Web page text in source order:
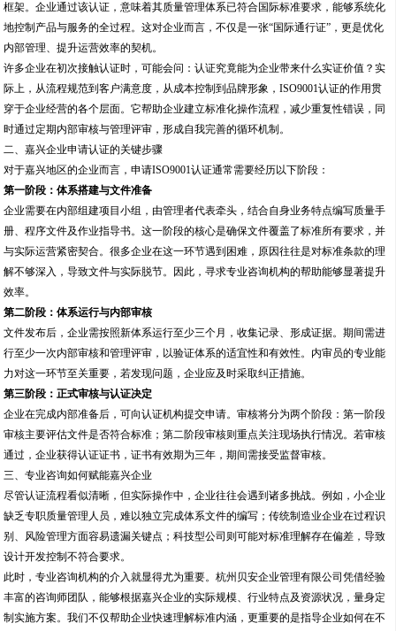
框架。企业通过该认证，意味着其质量管理体系已符合国际标准要求，能够系统化
地控制产品与服务的全过程。这对企业而言，不仅是一张“国际通行证”，更是优化
内部管理、提升运营效率的契机。
许多企业在初次接触认证时，可能会问：认证究竟能为企业带来什么实证价值？实
际上，从流程规范到客户满意度，从成本控制到品牌形象，ISO9001认证的作用贯
穿于企业经营的各个层面。它帮助企业建立标准化操作流程，减少重复性错误，同
时通过定期内部审核与管理评审，形成自我完善的循环机制。
二、嘉兴企业申请认证的关键步骤
对于嘉兴地区的企业而言，申请ISO9001认证通常需要经历以下阶段：
第一阶段：体系搭建与文件准备
企业需要在内部组建项目小组，由管理者代表牵头，结合自身业务特点编写质量手
册、程序文件及作业指导书。这一阶段的核心是确保文件覆盖了标准所有要求，并
与实际运营紧密契合。很多企业在这一环节遇到困难，原因往往是对标准条款的理
解不够深入，导致文件与实际脱节。因此，寻求专业咨询机构的帮助能够显著提升
效率。
第二阶段：体系运行与内部审核
文件发布后，企业需按照新体系运行至少三个月，收集记录、形成证据。期间需进
行至少一次内部审核和管理评审，以验证体系的适宜性和有效性。内审员的专业能
力对这一环节至关重要，若发现问题，企业应及时采取纠正措施。
第三阶段：正式审核与认证决定
企业在完成内部准备后，可向认证机构提交申请。审核将分为两个阶段：第一阶段
审核主要评估文件是否符合标准；第二阶段审核则重点关注现场执行情况。若审核
通过，企业获得认证证书，证书有效期为三年，期间需接受监督审核。
三、专业咨询如何赋能嘉兴企业
尽管认证流程看似清晰，但实际操作中，企业往往会遇到诸多挑战。例如，小企业
缺乏专职质量管理人员，难以独立完成体系文件的编写；传统制造业企业在过程识
别、风险管理方面容易遗漏关键点；科技型公司则可能对标准理解存在偏差，导致
设计开发控制不符合要求。
此时，专业咨询机构的介入就显得尤为重要。杭州贝安企业管理有限公司凭借经验
丰富的咨询师团队，能够根据嘉兴企业的实际规模、行业特点及资源状况，量身定
制实施方案。我们不仅帮助企业快速理解标准内涵，更重要的是指导企业如何在不